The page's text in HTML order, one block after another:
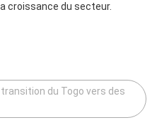
croissance du secteur.
du Togo vers des